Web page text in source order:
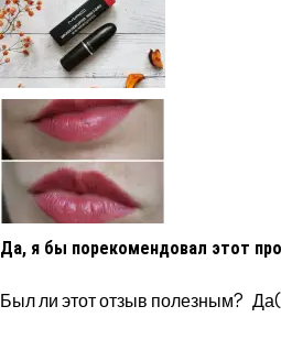
Да, я бы порекомендовал этот
Был ли этот отзыв полезным?